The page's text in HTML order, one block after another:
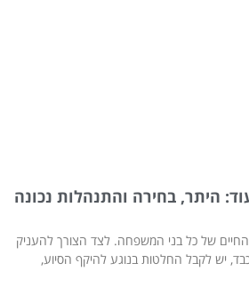
היתר, בחירה והתנהלות נכונה
של כל בני המשפחה. לצד הצורך להעניק
יש לקבל החלטות בנוגע להיקף הסיוע,